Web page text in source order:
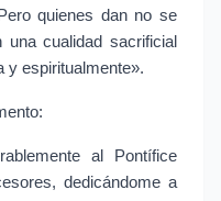
quienes dan no se
una cualidad sacrificial
y espiritualmente».
al Pontífice
dedicándome a